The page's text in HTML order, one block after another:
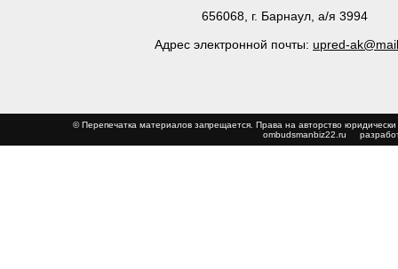
656068, г. Барнаул, а/я 3994
Адрес электронной почты: upred-
© Перепечатка материалов запрещается. Права на авторство
ombudsmanbiz22.ru